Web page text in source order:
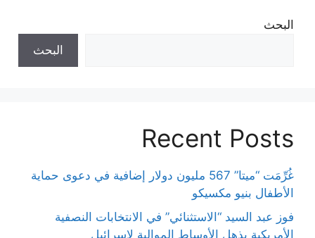
البحث
البحث
Recent Posts
غُرِّمَت “ميتا” 567 مليون دولار إضافية في دعوى حماية
الأطفال بنيو مكسيكو
فوز عبد السيد “الاستثنائي” في الانتخابات النصفية
الأمريكية يذهل الأوساط الموالية لإسرائيل